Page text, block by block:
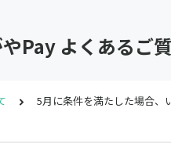
Pay よくあるご
5月に条件を満たした場合、